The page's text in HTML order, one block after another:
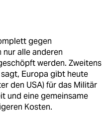
gegen
alle anderen
werden. Zweitens
Europa gibt heute
den USA) für das Militär
und eine gemeinsame
Kosten.